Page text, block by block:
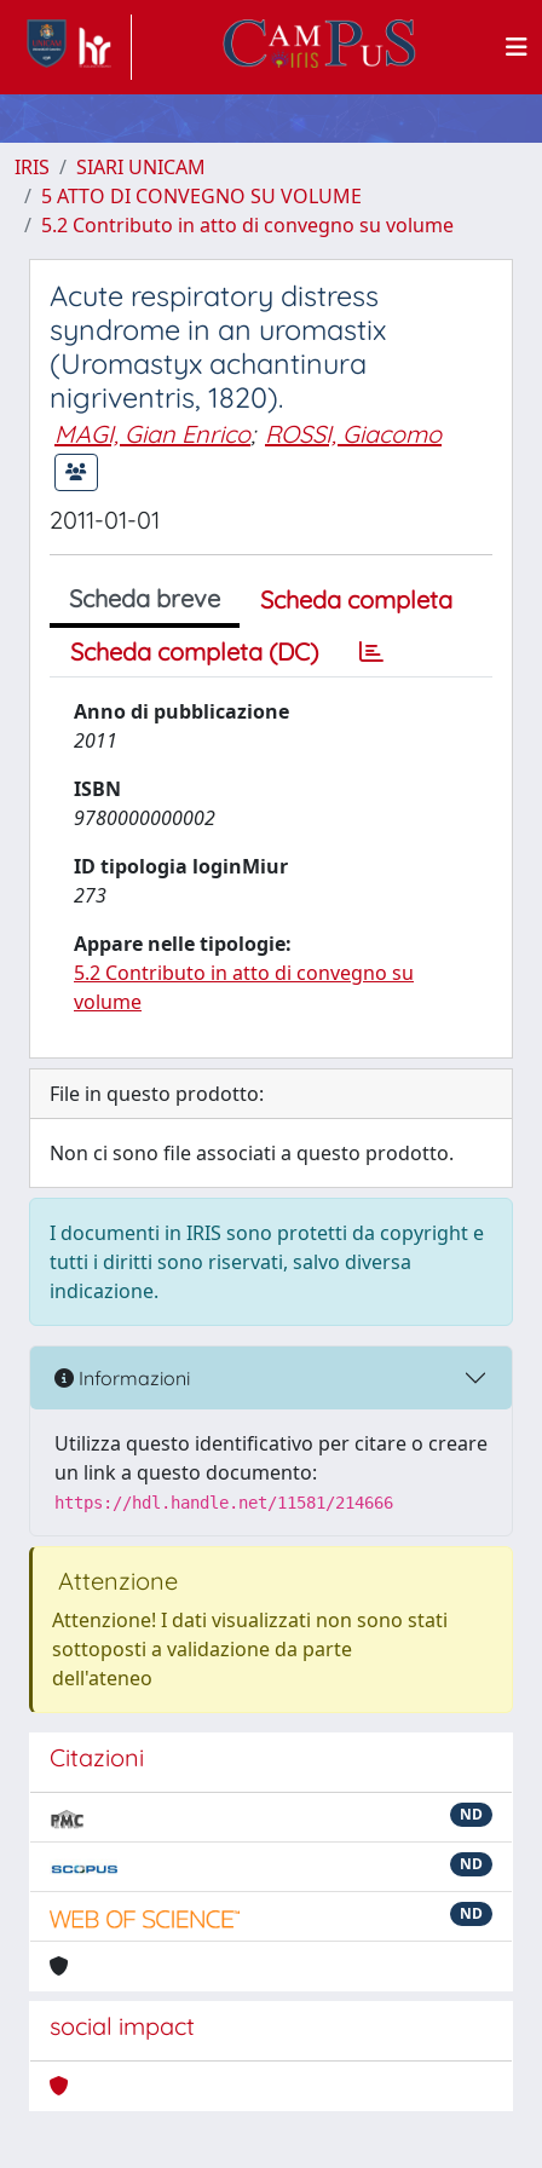
IRIS
SIARI UNICAM
5 ATTO DI CONVEGNO SU VOLUME
5.2 Contributo in atto di convegno su volume
Acute respiratory distress
syndrome in an uromastix
(Uromastyx achantinura
nigriventris, 1820).
MAGI, Gian Enrico; ROSSI, Giacomo
2011-01-01
Scheda breve
Scheda completa
Scheda completa (DC)
Anno di pubblicazione
2011
ISBN
9780000000002
ID tipologia loginMiur
273
Appare nelle tipologie:
5.2 Contributo in atto di convegno su
volume
File in questo prodotto:
Non ci sono file associati a questo prodotto.
I documenti in IRIS sono protetti da copyright e
tutti i diritti sono riservati, salvo diversa
indicazione.
Informazioni
Utilizza questo identificativo per citare o creare
un link a questo documento:
https://hdl.handle.net/11581/214666
Attenzione
Attenzione! I dati visualizzati non sono stati
sottoposti a validazione da parte
dell'ateneo
Citazioni
ND
ND
ND
social impact